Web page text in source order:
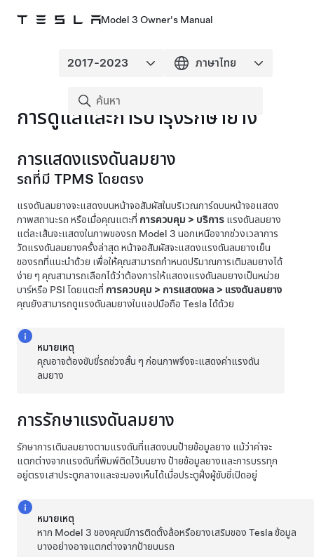
Model 3 Owner's Manual
การดูแลและการบำรุงรักษายาง
การแสดงแรงดันลมยาง
รถที่มี TPMS โดยตรง
แรงดันลมยางจะแสดงบนหน้าจอสัมผัสในบริเวณการ์ดบนหน้าจอแสดง
ภาพสถานะรถ หรือเมื่อคุณแตะที่ การควบคุม > บริการ แรงดันลมยาง
แต่ละเส้นจะแสดงในภาพของรถ Model 3 นอกเหนือจากช่วงเวลาการ
วัดแรงดันลมยางครั้งล่าสุด หน้าจอสัมผัสจะแสดงแรงดันลมยางเย็น
ของรถที่แนะนำด้วย เพื่อให้คุณสามารถกำหนดปริมาณการเติมลมยางได้
ง่าย ๆ คุณสามารถเลือกได้ว่าต้องการให้แสดงแรงดันลมยางเป็นหน่วย
บาร์หรือ PSI โดยแตะที่ การควบคุม > การแสดงผล > แรงดันลมยาง
คุณยังสามารถดูแรงดันลมยางในแอปมือถือ Tesla ได้ด้วย
หมายเหตุ
คุณอาจต้องขับขี่รถช่วงสั้น ๆ ก่อนภาพจึงจะแสดงค่าแรงดัน
ลมยาง
การรักษาแรงดันลมยาง
รักษาการเติมลมยางตามแรงดันที่แสดงบนป้ายข้อมูลยาง แม้ว่าค่าจะ
แตกต่างจากแรงดันที่พิมพ์ติดไว้บนยาง ป้ายข้อมูลยางและการบรรทุก
อยู่ตรงเสาประตูกลางและจะมองเห็นได้เมื่อประตูฝั่งผู้ขับขี่เปิดอยู่
หมายเหตุ
หาก Model 3 ของคุณมีการติดตั้งล้อหรือยางเสริมของ Tesla ข้อมูล
บางอย่างอาจแตกต่างจากป้ายบนรถ